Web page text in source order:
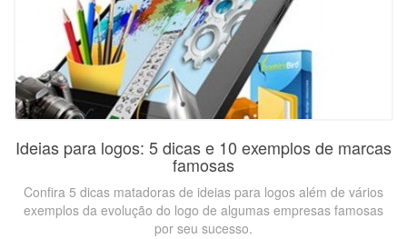
Ideias para logos: 5 dicas e 10 exemplos de marcas
famosas
Confira 5 dicas matadoras de ideias para logos além de vários
exemplos da evolução do logo de algumas empresas famosas
por seu sucesso.